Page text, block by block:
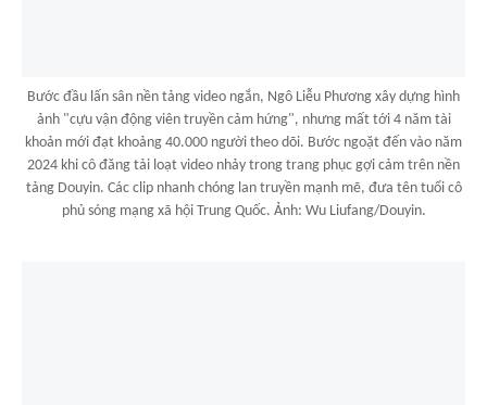
Bước đầu lấn sân nền tảng video ngắn, Ngô Liễu Phương xây dựng hình
ảnh "cựu vận động viên truyền cảm hứng", nhưng mất tới 4 năm tài
khoản mới đạt khoảng 40.000 người theo dõi. Bước ngoặt đến vào năm
2024 khi cô đăng tải loạt video nhảy trong trang phục gợi cảm trên nền
tảng Douyin. Các clip nhanh chóng lan truyền mạnh mẽ, đưa tên tuổi cô
phủ sóng mạng xã hội Trung Quốc. Ảnh: Wu Liufang/Douyin.